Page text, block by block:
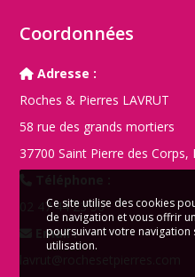
Coordonnées
Adresse :
Roches & Pierres LAVRUT
58 rue des grands mortiers
37700 Saint Pierre des Corps,
02 47 44 23 50
Email :
Ce site utilise des cookies
de navigation et vous offrir
poursuivant votre navigation
utilisation.